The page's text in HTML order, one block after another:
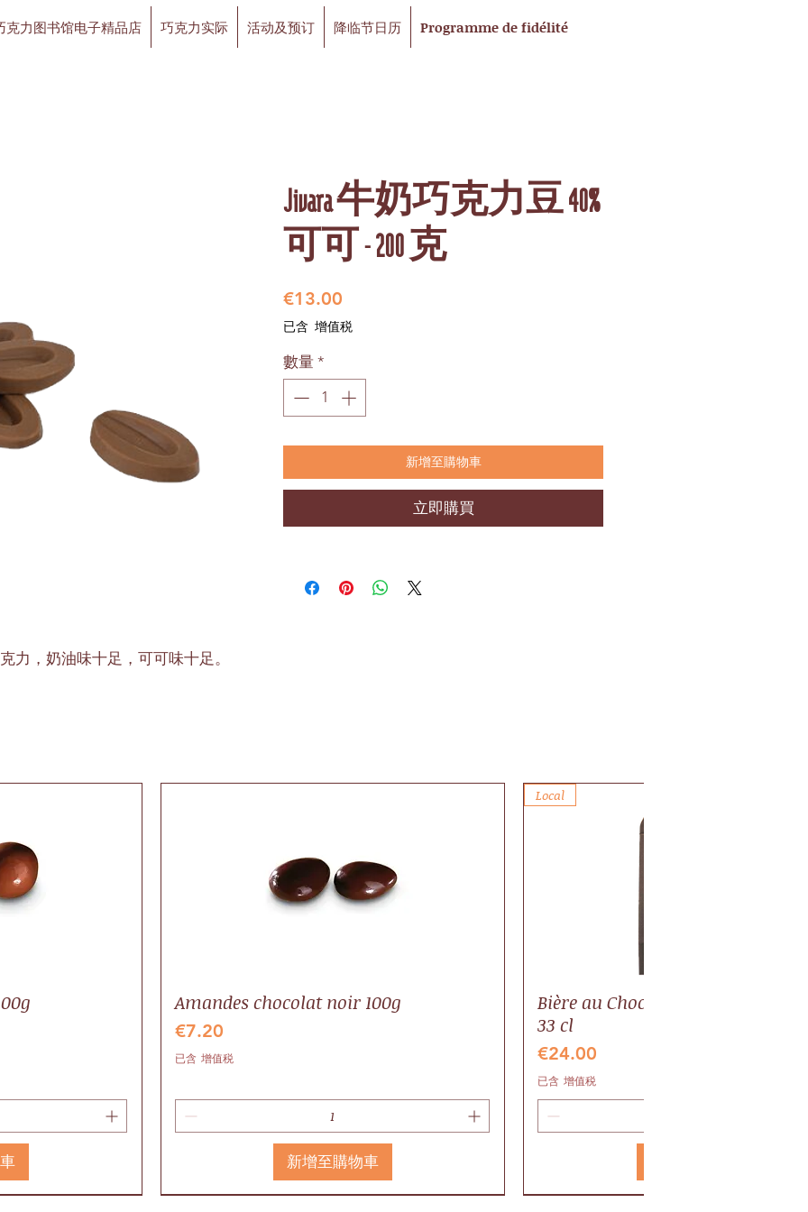
克力图书馆电子精品店 巧克力实际 活动及预订 降临节日历 Programme de fidélité
力，奶油味十足，可可味十足。
Jivara 牛奶巧克力豆 40%
可可 - 200 克
€13.00
格
已含 增值税
數量 *
新增至購物車
立即購買
Amandes chocolat noir 100g
價格
€7.20
已含 增值税
新增至購物車
Local
Bière au Chocolat BIO, pack 6
33 cl
價格
€24.00
已含 增值税